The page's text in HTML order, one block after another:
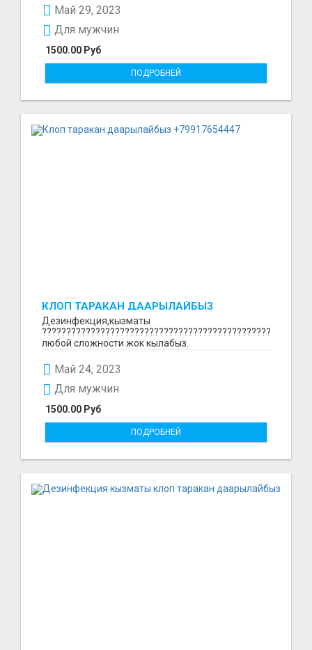
Май 29, 2023
1500.00 Руб
Для мужчин
ПОДРОБНЕЙ
КЛОП ТАРАКАН ДААРЫЛАЙБЫЗ
+79917654447
Дезинфекция,кызматы
????????????????????????????????????????????????
любой сложности жок кылабыз.
кы...Май 24, 2023
1500.00 Руб
Для мужчин
ПОДРОБНЕЙ